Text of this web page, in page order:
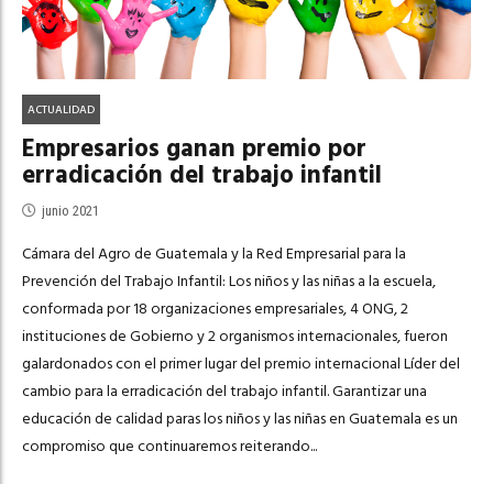
ACTUALIDAD
Empresarios ganan premio por
erradicación del trabajo infantil
junio 2021
Cámara del Agro de Guatemala y la Red Empresarial para la
Prevención del Trabajo Infantil: Los niños y las niñas a la escuela,
conformada por 18 organizaciones empresariales, 4 ONG, 2
instituciones de Gobierno y 2 organismos internacionales, fueron
galardonados con el primer lugar del premio internacional Líder del
cambio para la erradicación del trabajo infantil. Garantizar una
educación de calidad paras los niños y las niñas en Guatemala es un
compromiso que continuaremos reiterando...